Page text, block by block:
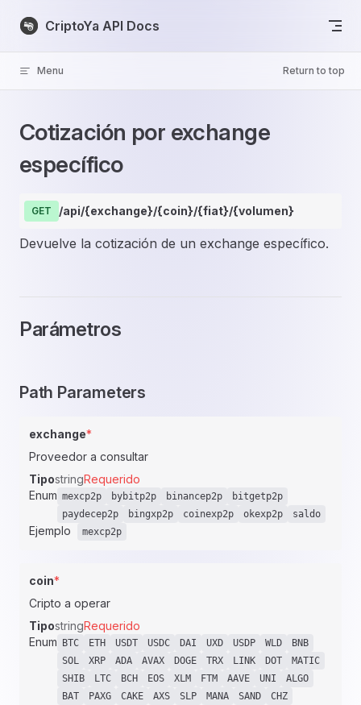
Skip to content
CriptoYa API Docs
Menu Return to top
Cotización por exchange
específico
GET /api/{exchange}/{coin}/{fiat}/{volumen}
Devuelve la cotización de un exchange específico.
Parámetros
Path Parameters
exchange*
Proveedor a consultar
TipostringRequerido
Enum mexcp2p bybitp2p binancep2p
bitgetp2p
paydecep2p
bingxp2p coinexp2p okexp2p saldo
Ejemplo mexcp2p
coin*
Cripto a operar
TipostringRequerido
Enum
BTC ETH USDT USDC DAI UXD USDP WLD
BNB
SOL
XRP ADA AVAX DOGE TRX LINK DOT
MATIC
SHIB
LTC BCH EOS XLM FTM AAVE UNI
ALGO
BAT
PAXG CAKE AXS SLP MANA SAND CHZ